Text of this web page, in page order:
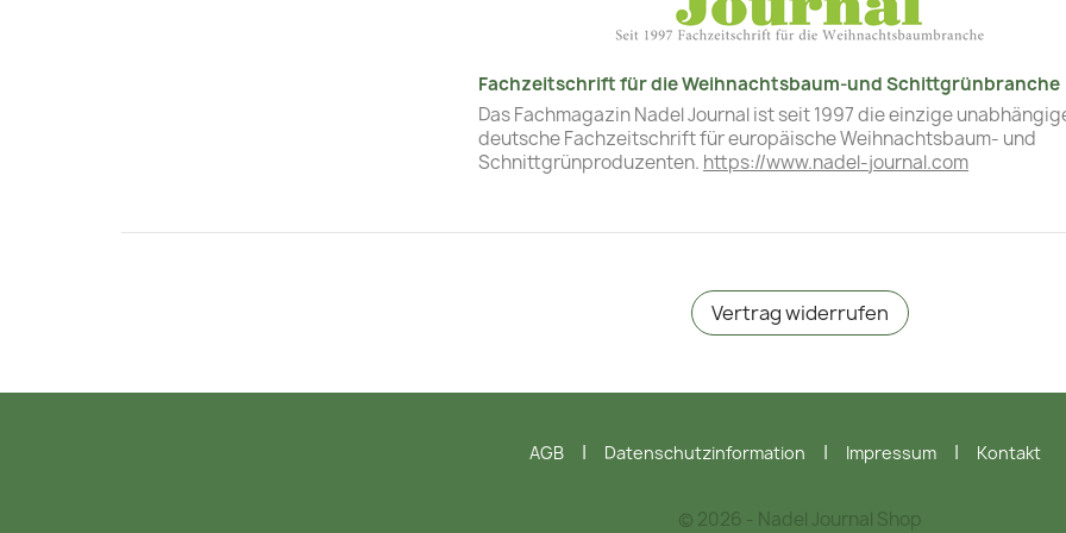
Fachzeitschrift für die Weihnachtsbaum-und Schittgrünbranche
Das Fachmagazin Nadel Journal ist seit 1997 die einzige
deutsche Fachzeitschrift für europäische Weihnachtsbaum- und
Schnittgrünproduzenten. https://www.nadel-journal.com
Vertrag widerrufen
AGB Datenschutzinformation Impressum Kontakt
© 2026 - Nadel Journal Shop